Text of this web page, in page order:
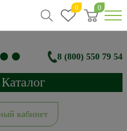
0 0
8 (800) 550 79 54
Каталог
кабинет